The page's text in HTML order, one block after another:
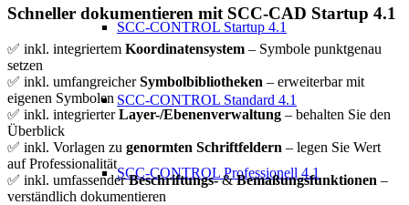
SCC-CONTROL Startup 4.1
SCC-CONTROL Standard 4.1
SCC-CONTROL Professionell 4.1
Schneller dokumentieren mit SCC-CAD Startup 4.1
✅ inkl. integriertem Koordinatensystem – Symbole punktgenau
setzen
✅ inkl. umfangreicherSymbolbibliotheken – erweiterbar mit
eigenen Symbolen
✅ inkl. integrierterLayer-/Ebenenverwaltung – behalten Sie den
Überblick
✅ inkl. Vorlagen zu genormten Schriftfeldern – legen Sie Wert
auf Professionalität
✅ inkl. umfassenderBeschriftungs-&Bemaßungsfunktionen –
verständlich dokumentieren